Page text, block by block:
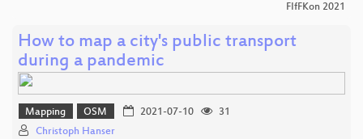
FIfFKon 2021
How to map a city's public transport
during a pandemic
Mapping OSM 2021-07-10
31
Christoph Hanser